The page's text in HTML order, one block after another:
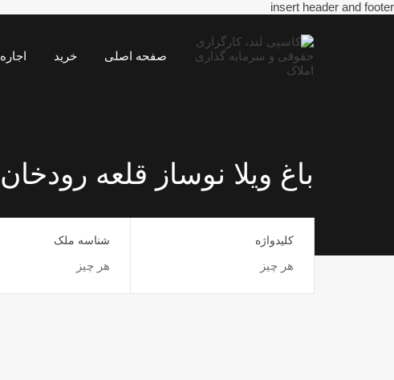
insert header and footer
صفحه اصلی خرید اجاره
باغ ویلا نوساز قلعه رودخان
کلیدواژه شناسه ملک